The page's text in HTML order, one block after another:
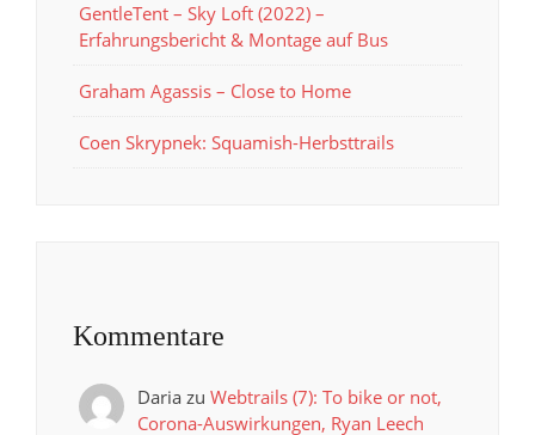
GentleTent – Sky Loft (2022) –
Erfahrungsbericht & Montage auf Bus
Graham Agassis – Close to Home
Coen Skrypnek: Squamish-Herbsttrails
Kommentare
Dariazu Webtrails (7): To bike or not,
Corona-Auswirkungen, Ryan Leech